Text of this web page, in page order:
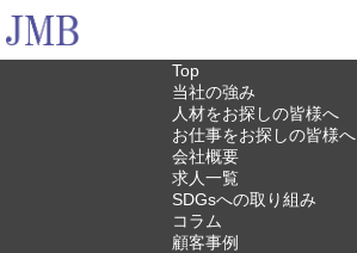
Top
当社の強み
人材をお探しの皆様へ
お仕事をお探しの皆様へ
会社概要
求人一覧
SDGsへの取り組み
コラム
顧客事例